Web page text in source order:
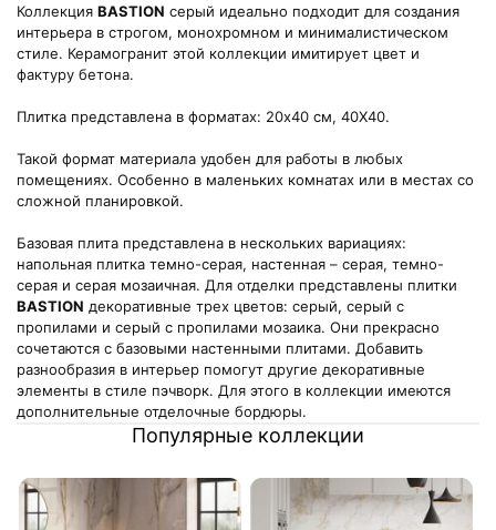
Коллекция BASTION серый идеально подходит для создания
интерьера в строгом, монохромном и минималистическом
стиле. Керамогранит этой коллекции имитирует цвет и
фактуру бетона.
Плитка представлена в форматах: 20х40 см, 40X40.
Такой формат материала удобен для работы в любых
помещениях. Особенно в маленьких комнатах или в местах со
сложной планировкой.
Базовая плита представлена в нескольких вариациях:
напольная плитка темно-серая, настенная – серая, темно-
серая и серая мозаичная. Для отделки представлены плитки
BASTION декоративные трех цветов: серый, серый с
пропилами и серый с пропилами мозаика. Они прекрасно
сочетаются с базовыми настенными плитами. Добавить
разнообразия в интерьер помогут другие декоративные
элементы в стиле пэчворк. Для этого в коллекции имеются
дополнительные отделочные бордюры.
Популярные коллекции